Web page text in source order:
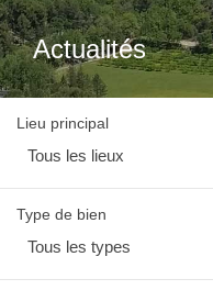
Actualités
Lieu principal
Tous les lieux
Type de bien
Tous les types